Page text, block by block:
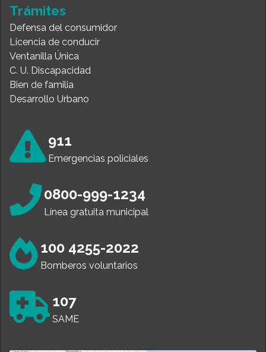
Trámites
Defensa del consumidor
Licencia de conducir
Ventanilla Única
C. U. Discapacidad
Bien de familia
Desarrollo Urbano
911
Emergencias policiales
0800-999-1234
Línea gratuita municipal
100 4255-2022
Bomberos voluntarios
107
SAME